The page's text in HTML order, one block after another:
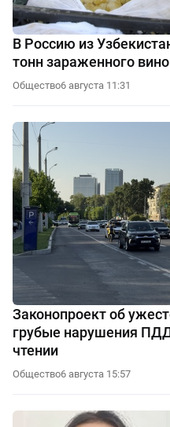
В Россию из
тонн зараженного
Общество6 августа 11:31
Законопроект об
грубые нарушения
чтении
Общество6 августа 15:57